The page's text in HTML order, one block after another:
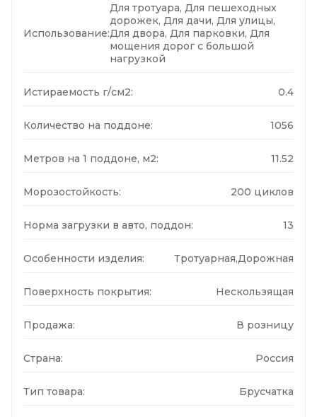
Использование:
Для тротуара, Для пешеходных
дорожек, Для дачи, Для улицы,
Для двора, Для парковки, Для
мощения дорог с большой
нагрузкой
Истираемость г/см2: 0.4
Количество на поддоне: 1056
Метров на 1 поддоне, м2: 11.52
Морозостойкость: 200 циклов
Норма загрузки в авто, поддон: 13
Особенности изделия: Тротуарная,Дорожная
Поверхность покрытия: Нескользящая
Продажа: В розницу
Страна: Россия
Тип товара: Брусчатка